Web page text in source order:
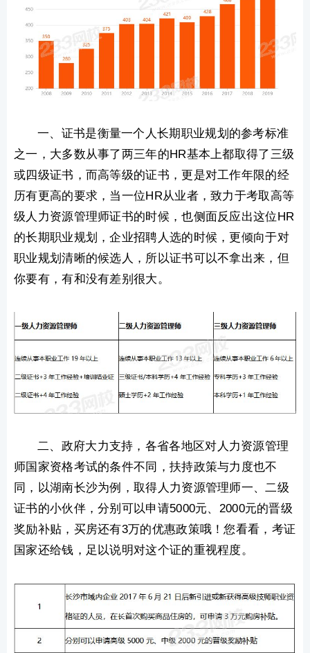
一、证书是衡量一个人长期职业规划的参考标准
之一，大多数从事了两三年的HR基本上都取得了三级
或四级证书，而高等级的证书，更是对工作年限的经
历有更高的要求，当一位HR从业者，致力于考取高等
级人力资源管理师证书的时候，也侧面反应出这位HR
的长期职业规划，企业招聘人选的时候，更倾向于对
职业规划清晰的候选人，所以证书可以不拿出来，但
你要有，有和没有差别很大。
二、政府大力支持，各省各地区对人力资源管理
师国家资格考试的条件不同，扶持政策与力度也不
同，以湖南长沙为例，取得人力资源管理师一、二级
证书的小伙伴，分别可以申请5000元、2000元的晋级
奖励补贴，买房还有3万的优惠政策哦！您看看，考证
国家还给钱，足以说明对这个证的重视程度。